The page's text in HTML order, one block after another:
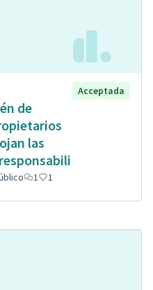
de
las
Acceptada
1 1